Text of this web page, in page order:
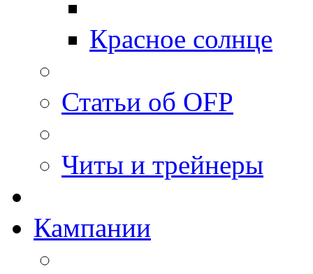
Красное солнце
Статьи об OFP
Читы и трейнеры
Кампании